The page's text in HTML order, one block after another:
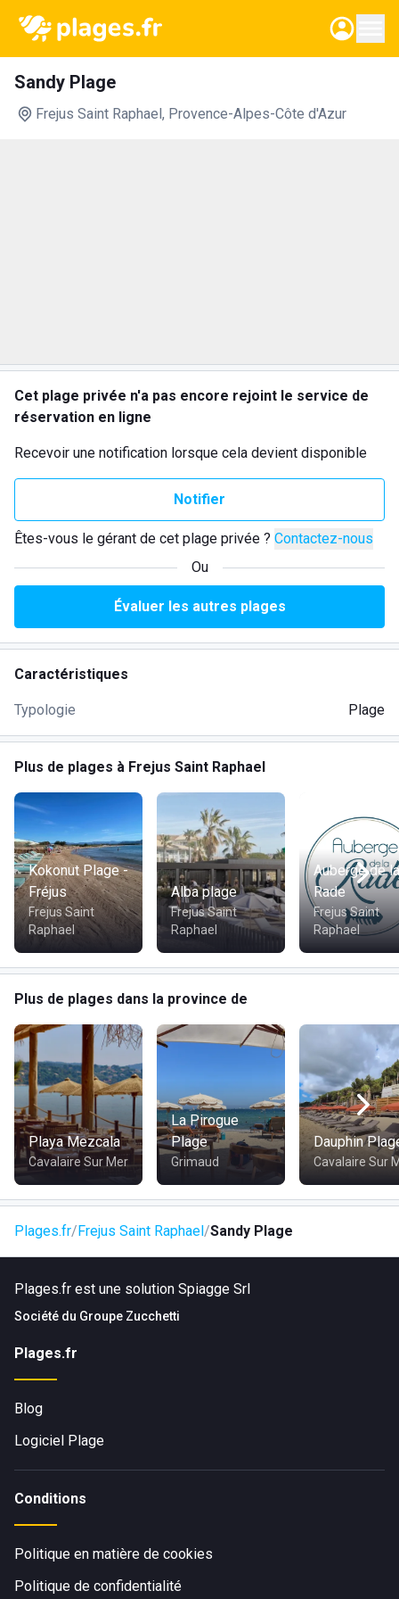
Sandy Plage
Frejus Saint Raphael, Provence-Alpes-Côte d'Azur
Cet plage privée n'a pas encore rejoint le service de
réservation en ligne
Recevoir une notification lorsque cela devient disponible
Notifier
Êtes-vous le gérant de cet plage privée ? Contactez-nous
Ou
Évaluer les autres plages
Caractéristiques
Typologie Plage
Plus de plages à Frejus Saint Raphael
Kokonut Plage -
Fréjus
Frejus Saint
Raphael
Alba plage
Frejus Saint
Raphael
Auberge de la
Rade
Frejus Saint
Raphael
Plus de plages dans la province de
Playa Mezcala
Cavalaire Sur Mer
La Pirogue
Plage
Grimaud
Dauphin
Cavalaire Sur
Plages.fr Frejus Saint Raphael Sandy Plage
Plages.fr est une solution Spiagge Srl
Société du Groupe Zucchetti
Plages.fr
Blog
Logiciel Plage
Conditions
Politique en matière de cookies
Politique de confidentialité